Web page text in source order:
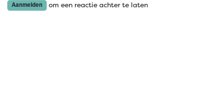
Aanmelden om een reactie achter te laten